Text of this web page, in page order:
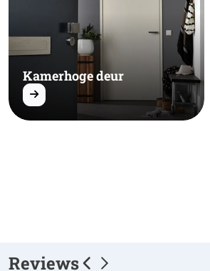
Kamerhoge deur
Reviews